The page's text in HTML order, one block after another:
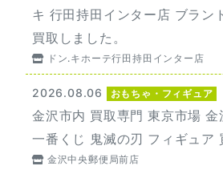
キ 行田持田インター店 ブラン
買取しました。
ドン.キホーテ行田持田インター店
2026.08.06 おもちゃ・フィギュア
金沢市内 買取専門 東京市場
一番くじ 鬼滅の刃 フィギュア
金沢中央郵便局前店